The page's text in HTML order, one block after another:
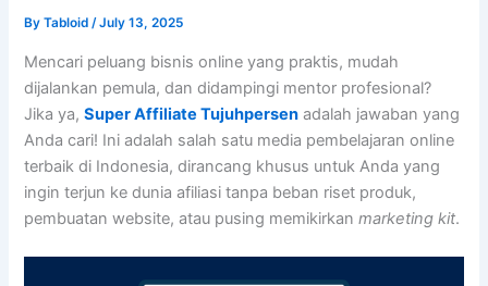
ByTabloid/July 13, 2025
Mencari peluang bisnis online yang praktis, mudah
dijalankan pemula, dan didampingi mentor profesional?
Jika ya,Super Affiliate Tujuhpersen adalah jawaban yang
Anda cari! Ini adalah salah satu media pembelajaran online
terbaik di Indonesia, dirancang khusus untuk Anda yang
ingin terjun ke dunia afiliasi tanpa beban riset produk,
pembuatan website, atau pusing memikirkanmarketing kit.